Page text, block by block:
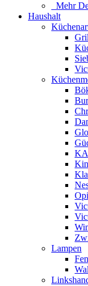
Mehr
Haushalt
Lampen